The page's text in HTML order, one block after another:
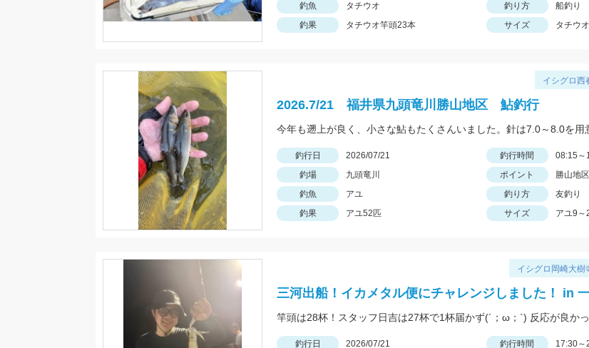
釣魚
タチウオ 釣り方
船釣り
釣果
タチウオ竿頭23本 サイズ タチウ
イシグロ西
2026.7/21 福井県九頭竜川勝山地区 鮎釣行
釣行日 2026/07/21 釣行時間
08:15～
釣場
九頭竜川 ポイント
勝山地区
釣魚
アユ 釣り方
友釣り
釣果
アユ52匹 サイズ アユ9～
イシグロ岡崎大樹
三河出船！イカメタル便にチャレンジしました！ in
釣行日 2026/07/21 釣行時間
17:30～